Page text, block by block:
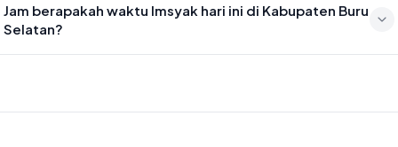
Jam berapakah waktu Imsyak hari ini di Kabupaten Buru
Selatan?